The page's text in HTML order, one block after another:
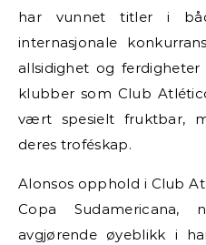
har vunnet titler i
internasjonale
allsidighet og
klubber som Club
vært spesielt fruktbar,
deres troféskap.
Alonsos opphold i Club
Copa
avgjørende øyeblikk i